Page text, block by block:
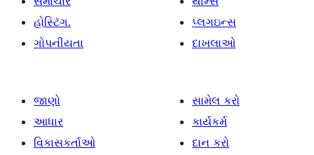
હોસ્ટિંગ.
ગોપનીયતા
પ્લગઇન્સ
દાખલાઓ
જાણો
આધાર
વિકાસકર્તાઓ
સામેલ કરો
કાર્યકર્મ
દાન કરો